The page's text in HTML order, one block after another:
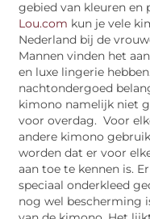
gebied van kleuren en
Lou.com kun je vele
Nederland bij de
Mannen vinden het
en luxe lingerie
nachtondergoed
kimono namelijk niet
voor overdag. Voor
andere kimono
worden dat er voor
aan toe te kennen is.
speciaal onderkleed
nog wel bescherming